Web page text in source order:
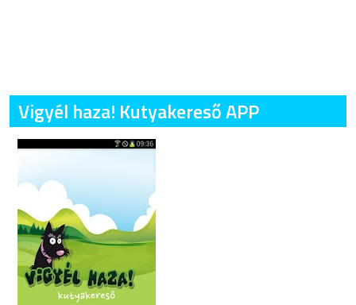
Vigyél haza! Kutyakereső APP